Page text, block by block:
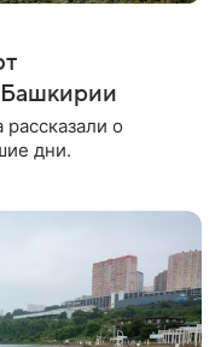
Башкирии
о
дни.